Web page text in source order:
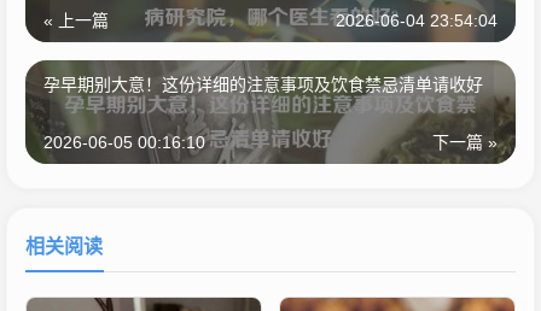
« 上一篇 2026-06-04 23:54:04
孕早期别大意！这份详细的注意事项及饮食禁忌清单请收好
下一篇 »
2026-06-05 00:16:10
相关阅读